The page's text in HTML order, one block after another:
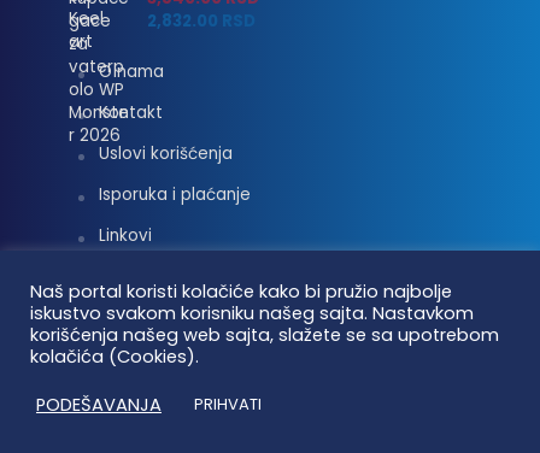
2,832.00 RSD
O nama
Kontakt
Uslovi korišćenja
Isporuka i plaćanje
Linkovi
Vaterpolo vesti © 2026. Sva prava zadržana.
Naš portal koristi kolačiće kako bi pružio najbolje
iskustvo svakom korisniku našeg sajta. Nastavkom
korišćenja našeg web sajta, slažete se sa upotrebom
kolačića (Cookies).
PODEŠAVANJA
PRIHVATI